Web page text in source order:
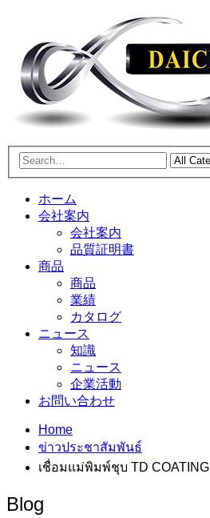
ホーム
会社案内
会社案内
品質証明書
商品
商品
業績
カタログ
ニュース
知識
ニュース
企業活動
お問い合わせ
Home
ข่าวประชาสัมพันธ์
เชื่อมแม่พิมพ์ชุบ TD COATING
Blog